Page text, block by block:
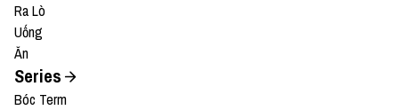
Ra Lò
Uống
Ăn
Series
Bóc Term